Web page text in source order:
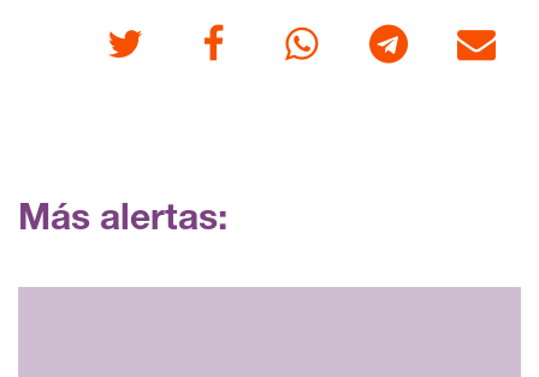
Twitter FacebookWhatsappTelegram Correo
Más alertas: